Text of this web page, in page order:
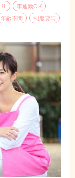
車通勤OK
年齢不問
制服貸与